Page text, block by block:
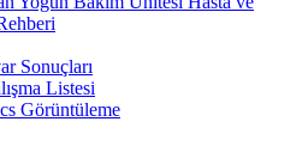
Sonuçları
Listesi
Görüntüleme